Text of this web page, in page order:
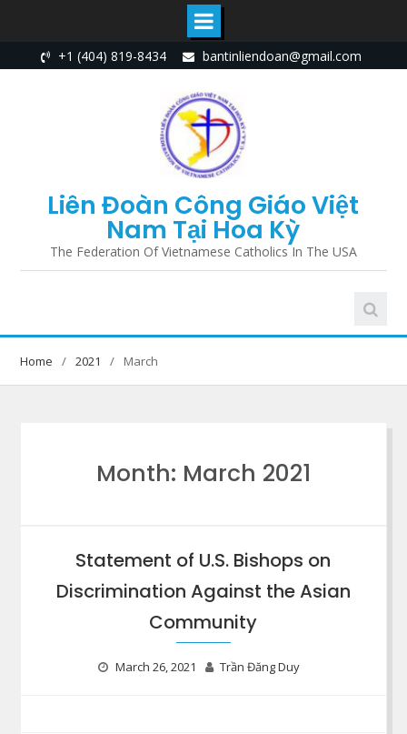
to
+1 (404) 819-8434 bantinliendoan@gmail.com
Liên Đoàn Công Giáo Việt
Nam Tại Hoa Kỳ
The Federation Of Vietnamese Catholics In The USA
Home 2021 March
Month: March 2021
Statement of U.S. Bishops on
Discrimination Against the Asian
Community
March 26, 2021 Trần Đăng Duy